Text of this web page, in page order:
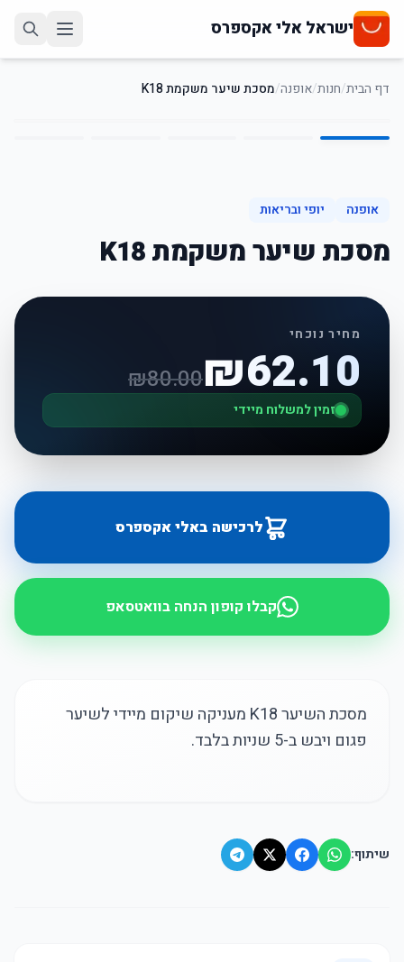
ישראל אלי אקספרס
דף הבית/חנות/אופנה/מסכת שיער משקמת K18
1
/
5
אופנה יופי ובריאות
מסכת שיער משקמת K18
מחיר נוכחי
₪62.10
₪80.00
זמין למשלוח מיידי
לרכישה באלי אקספרס
קבלו קופון הנחה בוואטסאפ
מסכת השיער K18 מעניקה שיקום מיידי לשיער
פגום ויבש ב-5 שניות בלבד.
שיתוף: